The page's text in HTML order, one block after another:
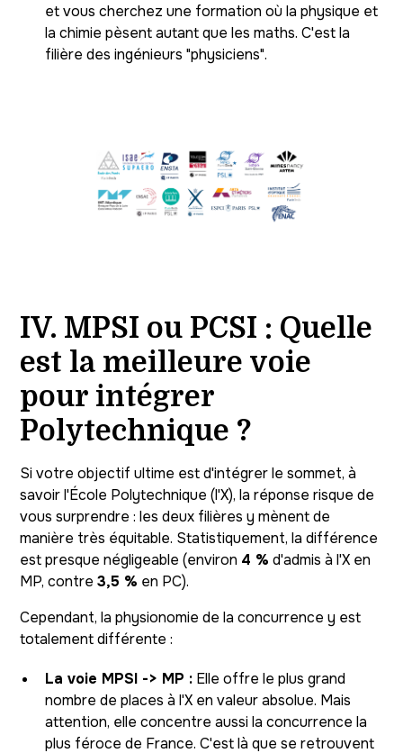
et vous cherchez une formation où la physique et
la chimie pèsent autant que les maths. C'est la
filière des ingénieurs "physiciens".
IV. MPSI ou PCSI : Quelle
est la meilleure voie
pour intégrer
Polytechnique ?
Si votre objectif ultime est d'intégrer le sommet, à
savoir l'École Polytechnique (l'X), la réponse risque de
vous surprendre : les deux filières y mènent de
manière très équitable. Statistiquement, la différence
est presque négligeable (environ 4 % d'admis à l'X en
MP, contre3,5 % en PC).
Cependant, la physionomie de la concurrence y est
totalement différente :
La voie MPSI -> MP : Elle offre le plus grand
nombre de places à l'X en valeur absolue. Mais
attention, elle concentre aussi la concurrence la
plus féroce de France. C'est là que se retrouvent